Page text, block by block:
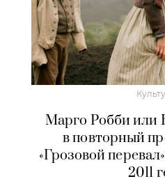
Марго Робби или
в повторный
«Грозовой
2011